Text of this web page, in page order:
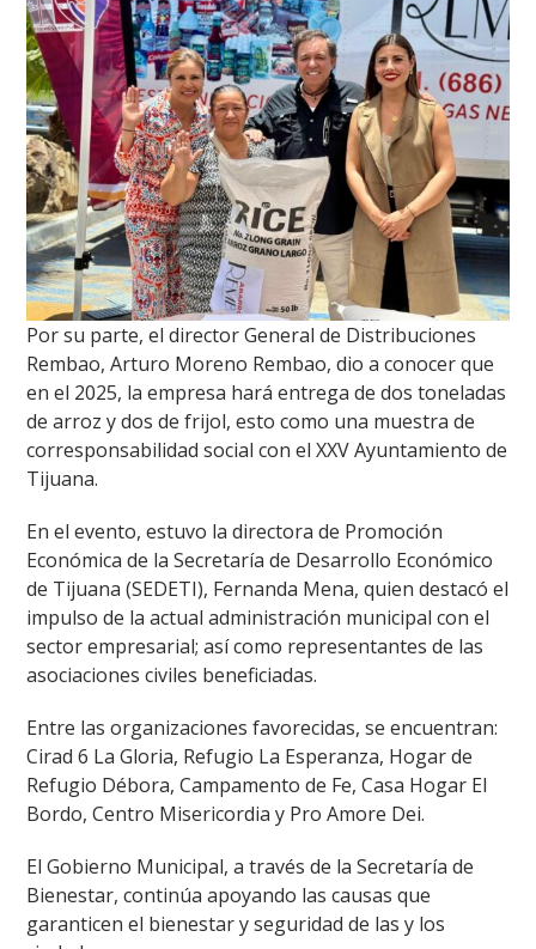
Por su parte, el director General de Distribuciones
Rembao, Arturo Moreno Rembao, dio a conocer que
en el 2025, la empresa hará entrega de dos toneladas
de arroz y dos de frijol, esto como una muestra de
corresponsabilidad social con el XXV Ayuntamiento de
Tijuana.
En el evento, estuvo la directora de Promoción
Económica de la Secretaría de Desarrollo Económico
de Tijuana (SEDETI), Fernanda Mena, quien destacó el
impulso de la actual administración municipal con el
sector empresarial; así como representantes de las
asociaciones civiles beneficiadas.
Entre las organizaciones favorecidas, se encuentran:
Cirad 6 La Gloria, Refugio La Esperanza, Hogar de
Refugio Débora, Campamento de Fe, Casa Hogar El
Bordo, Centro Misericordia y Pro Amore Dei.
El Gobierno Municipal, a través de la Secretaría de
Bienestar, continúa apoyando las causas que
garanticen el bienestar y seguridad de las y los